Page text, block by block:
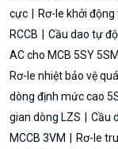
cực
Rơ-le khởi động
RCCB
Cầu dao tự
AC cho MCB 5SY
Rơ-le nhiệt bảo vệ
dòng định mức cao
gian dòng LZS
Cầu
MCCB 3VM
Rơ-le